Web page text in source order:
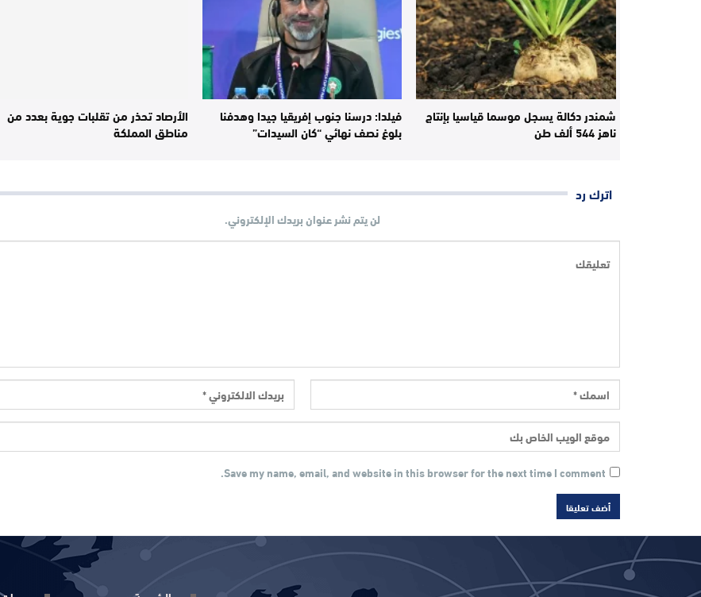
شمندر دكالة يسجل موسما قياسيا بإنتاج
ناهز 544 ألف طن
فيلدا: درسنا جنوب إفريقيا جيدا وهدفنا
بلوغ نصف نهائي “كان السيدات”
الأرصاد تحذر من تقلبات جوية بعدد من
مناطق المملكة
اترك رد
لن يتم نشر عنوان بريدك الإلكتروني.
Save my name, email, and website in this browser for the next time I comment.